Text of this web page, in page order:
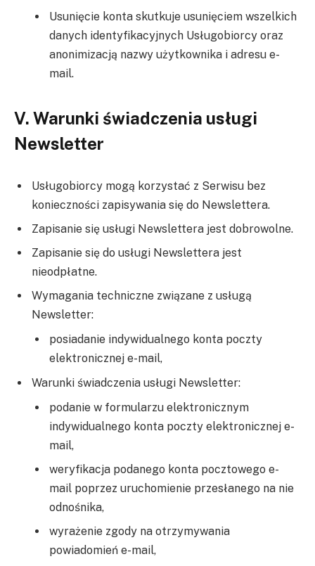
Usunięcie konta skutkuje usunięciem wszelkich
danych identyfikacyjnych Usługobiorcy oraz
anonimizacją nazwy użytkownika i adresu e-
mail.
V. Warunki świadczenia usługi
Newsletter
Usługobiorcy mogą korzystać z Serwisu bez
konieczności zapisywania się do Newslettera.
Zapisanie się usługi Newslettera jest dobrowolne.
Zapisanie się do usługi Newslettera jest
nieodpłatne.
Wymagania techniczne związane z usługą
Newsletter:
posiadanie indywidualnego konta poczty
elektronicznej e-mail,
Warunki świadczenia usługi Newsletter:
podanie w formularzu elektronicznym
indywidualnego konta poczty elektronicznej e-
mail,
weryfikacja podanego konta pocztowego e-
mail poprzez uruchomienie przesłanego na nie
odnośnika,
wyrażenie zgody na otrzymywania
powiadomień e-mail,